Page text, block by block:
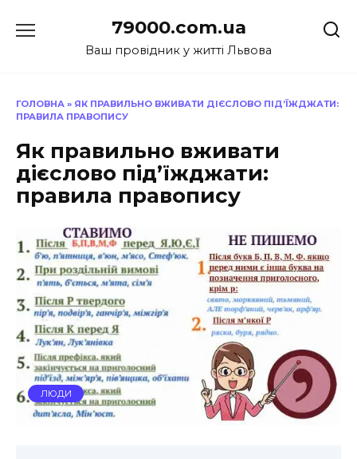
до
79000.com.ua
Ваш провідник у житті Львова
ГОЛОВНА » ЯК ПРАВИЛЬНО ВЖИВАТИ ДІЄСЛОВО ПІД’ЇЖДЖАТИ:
ПРАВИЛА ПРАВОПИСУ
Як правильно вживати
дієслово під’їжджати:
правила правопису
ЛЮДИ